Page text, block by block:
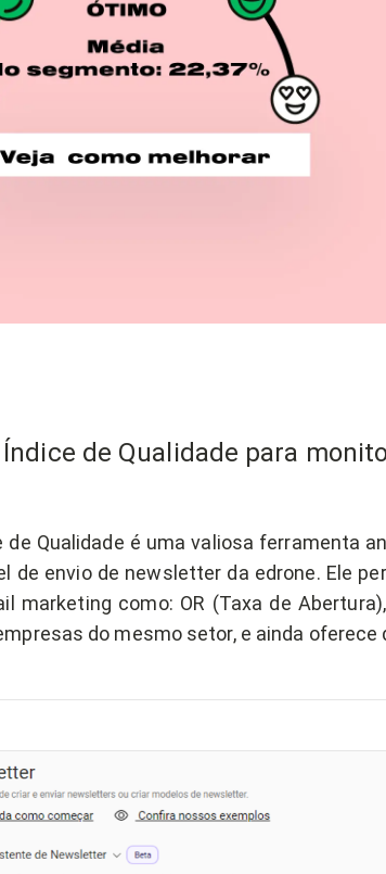
Índice de Qualidade para
de Qualidade é uma valiosa ferramenta
de envio de newsletter da edrone. Ele
marketing como: OR (Taxa de
do mesmo setor, e ainda